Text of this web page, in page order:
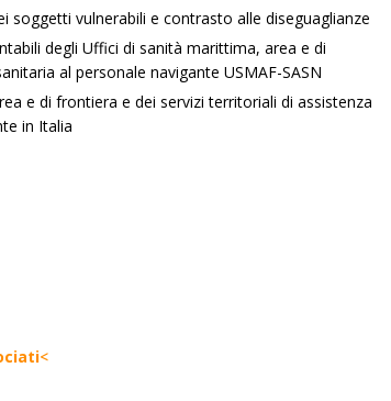
soggetti vulnerabili e contrasto alle diseguaglianze
degli Uffici di sanità marittima, area e di
al personale navigante USMAF-SASN
e di frontiera e dei servizi territoriali di assistenza
in Italia
<